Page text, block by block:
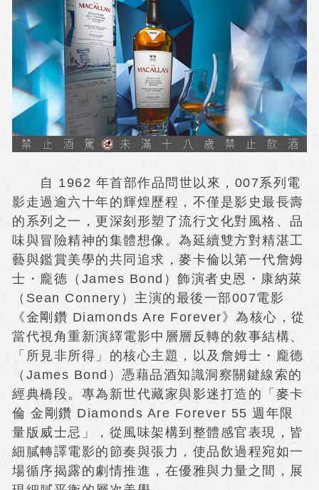
自 1962 年首部作品問世以來，007系列電
影走過逾六十年的輝煌歷程，不僅是影史最長壽
的系列之一，更深刻形塑了流行文化對風格、品
味與冒險精神的集體想像。為延續雙方對精湛工
藝與鑑賞美學的共同追求，麥卡倫以第一代詹姆
士・龐德（James Bond）飾演者史恩・康納萊
（Sean Connery）主演的最後一部007電影
《金剛鑽 Diamonds Are Forever》為核心，從
當代視角重新演繹電影中層層反轉的敘事結構、
「所見非所得」的核心主題，以及詹姆士・龐德
（James Bond）憑藉品酒知識洞察關鍵線索的
經典橋段。專為新世代藏家與影迷打造的「麥卡
倫 金剛鑽 Diamonds Are Forever 55 週年限
量版威士忌」，從風味架構到整體感官表現，皆
細膩轉譯電影的節奏與張力，使品飲過程宛如一
場循序揭露的劇情推進，在優雅與力量之間，展